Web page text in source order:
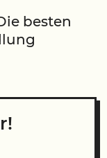
besten